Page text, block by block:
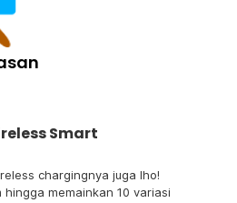
Smart
chargingnya juga lho!
memainkan 10 variasi